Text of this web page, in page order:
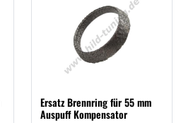
Ersatz Brennring für 55 mm
Auspuff Kompensator